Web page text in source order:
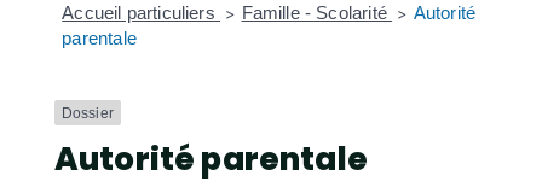
Accueil particuliers > Famille - Scolarité > Autorité
parentale
Dossier
Autorité parentale